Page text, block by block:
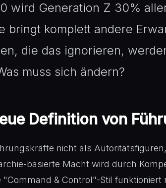
wird Generation Z 30%
bringt komplett andere
die das ignorieren,
muss sich ändern?
Definition von
nicht als
basierte Macht wird durch
"Command & Control"-Stil